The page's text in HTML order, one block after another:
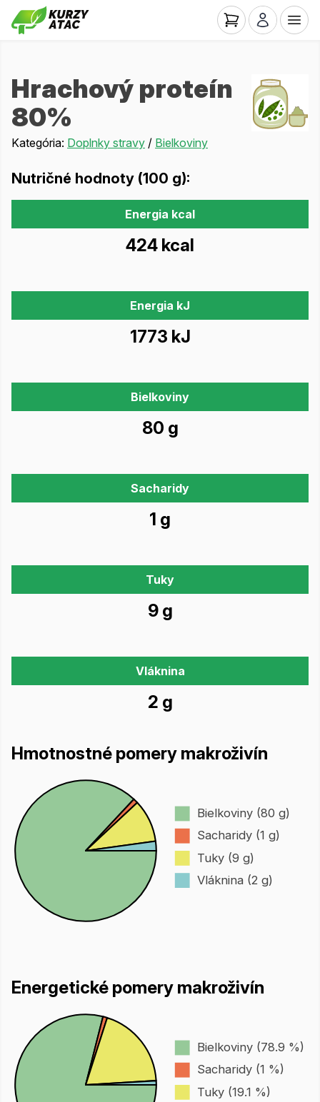
Hrachový proteín
80%
Kategória: Doplnky stravy / Bielkoviny
Nutričné hodnoty (100 g):
Energia kcal
424 kcal
Energia kJ
1773 kJ
Bielkoviny
80 g
Sacharidy
1 g
Tuky
9 g
Vláknina
2 g
Hmotnostné pomery makroživín
Bielkoviny (80 g)
Sacharidy (1 g)
Tuky (9 g)
Vláknina (2 g)
Energetické pomery makroživín
Bielkoviny (78.9 %)
Sacharidy (1 %)
Tuky (19.1 %)